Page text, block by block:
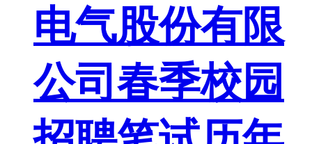
电气股份有限
公司春季校园